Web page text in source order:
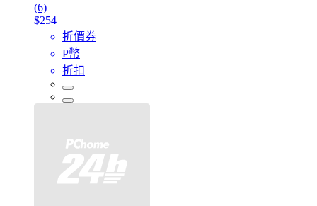
(6)
$254
折價券
P幣
折扣